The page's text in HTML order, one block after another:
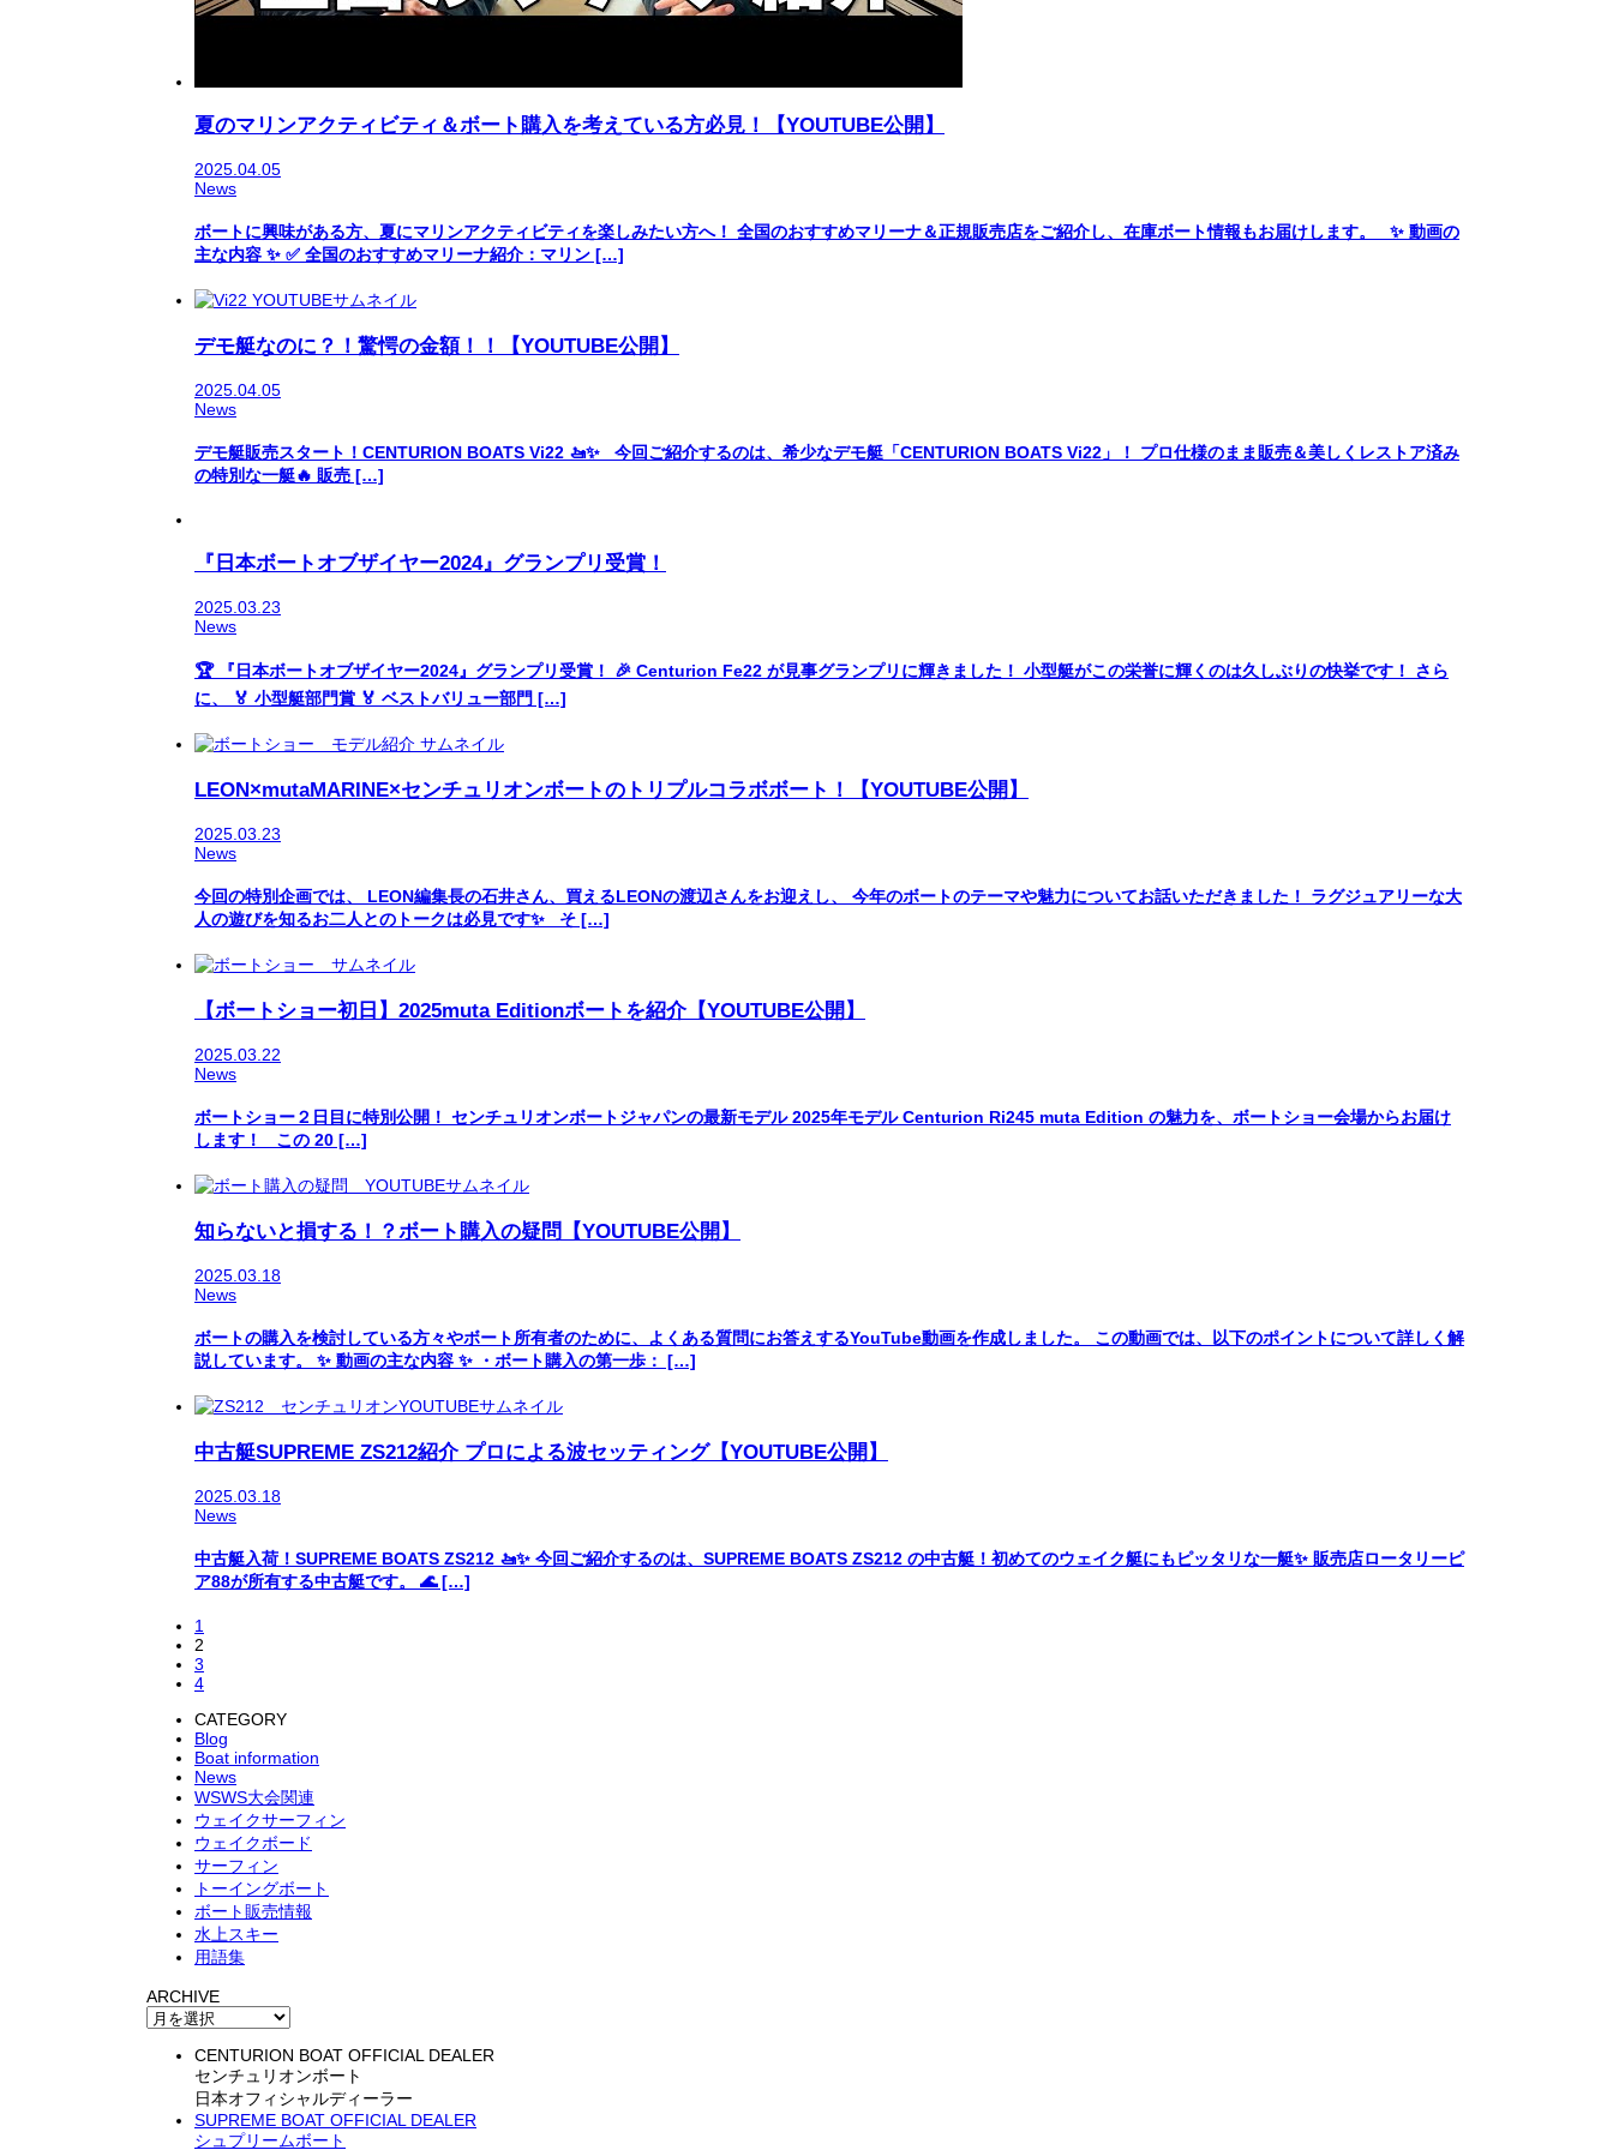
夏のマリンアクティビティ＆ボート購入を考えている方必見！【YOUTUBE公開】
2025.04.05
News
ボートに興味がある方、夏にマリンアクティビティを楽しみたい方へ！ 全国のおすすめマリーナ＆正規販売店をご紹介し、在庫ボート情報もお届けします。 ✨ 動画の
主な内容 ✨ ✅ 全国のおすすめマリーナ紹介：マリン […]
デモ艇なのに？！驚愕の金額！！【YOUTUBE公開】
2025.04.05
News
デモ艇販売スタート！CENTURION BOATS Vi22 🚤✨ 今回ご紹介するのは、希少なデモ艇「CENTURION BOATS Vi22」！ プロ仕様のまま販売＆美しくレストア済み
の特別な一艇🔥 販売 […]
『日本ボートオブザイヤー2024』グランプリ受賞！
2025.03.23
News
🏆 『日本ボートオブザイヤー2024』グランプリ受賞！ 🎉 Centurion Fe22 が見事グランプリに輝きました！ 小型艇がこの栄誉に輝くのは久しぶりの快挙です！ さら
に、 🏅 小型艇部門賞 🏅 ベストバリュー部門 […]
LEON×mutaMARINE×センチュリオンボートのトリプルコラボボート！【YOUTUBE公開】
2025.03.23
News
今回の特別企画では、 LEON編集長の石井さん、買えるLEONの渡辺さんをお迎えし、 今年のボートのテーマや魅力についてお話いただきました！ ラグジュアリーな大
人の遊びを知るお二人とのトークは必見です✨ そ […]
【ボートショー初日】2025muta Editionボートを紹介【YOUTUBE公開】
2025.03.22
News
ボートショー２日目に特別公開！ センチュリオンボートジャパンの最新モデル 2025年モデル Centurion Ri245 muta Edition の魅力を、ボートショー会場からお届け
します！ この 20 […]
知らないと損する！？ボート購入の疑問【YOUTUBE公開】
2025.03.18
News
ボートの購入を検討している方々やボート所有者のために、よくある質問にお答えするYouTube動画を作成しました。 この動画では、以下のポイントについて詳しく解
説しています。 ✨ 動画の主な内容 ✨ ・ボート購入の第一歩： […]
中古艇SUPREME ZS212紹介 プロによる波セッティング【YOUTUBE公開】
2025.03.18
News
中古艇入荷！SUPREME BOATS ZS212 🚤✨ 今回ご紹介するのは、SUPREME BOATS ZS212 の中古艇！初めてのウェイク艇にもピッタリな一艇✨ 販売店ロータリーピ
ア88が所有する中古艇です。 🌊 […]
1
2
3
4
CATEGORY
Blog
Boat information
News
WSWS大会関連
ウェイクサーフィン
ウェイクボード
サーフィン
トーイングボート
ボート販売情報
水上スキー
用語集
ARCHIVE
CENTURION BOAT OFFICIAL DEALER
センチュリオンボート
日本オフィシャルディーラー
SUPREME BOAT OFFICIAL DEALER
シュプリームボート